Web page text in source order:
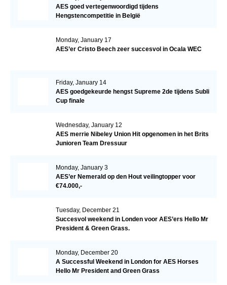
AES goed vertegenwoordigd tijdens
Hengstencompetitie in België
Monday, January 17
AES’er Cristo Beech zeer succesvol in Ocala WEC
Friday, January 14
AES goedgekeurde hengst Supreme 2de tijdens Subli
Cup finale
Wednesday, January 12
AES merrie Nibeley Union Hit opgenomen in het Brits
Junioren Team Dressuur
Monday, January 3
AES’er Nemerald op den Hout veilingtopper voor
€74.000,-
Tuesday, December 21
Succesvol weekend in Londen voor AES’ers Hello Mr
President & Green Grass.
Monday, December 20
A Successful Weekend in London for AES Horses
Hello Mr President and Green Grass